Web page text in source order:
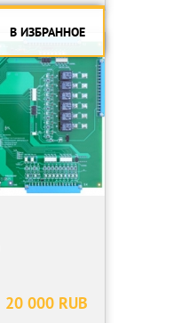
В ИЗБРАННОЕ
20 000 RUB